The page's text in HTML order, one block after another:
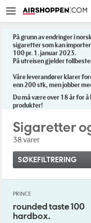
På grunn av endringer i
sigaretter som kan
100 pr. 1. januar 2023.
På utreisen gjelder
Våre leverandører klarer
enn 200 stk, men jobber
Du må være over 18 år for
produkter!
Sigaretter
38 varer
SØKEFILTRERING
PRINCE
rounded taste 100
hardbox.